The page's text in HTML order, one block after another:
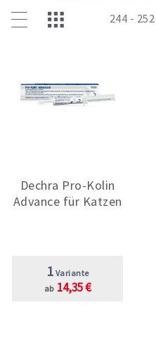
244 -
Dechra Pro-Kolin
Advance für Katzen
1 Variante
ab 14,35 €